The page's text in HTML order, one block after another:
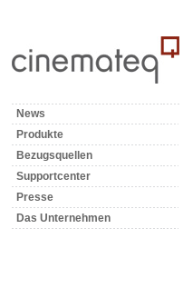
News
Produkte
Bezugsquellen
Supportcenter
Presse
Das Unternehmen